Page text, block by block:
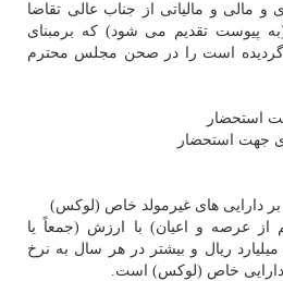
و مالی و مالیاتی از جناب عالی تقاضا
پیوست تقدیم می شود) كه برمبنای
است را در صحن مجلس محترم
استحضار
جهت استحضار
بر دارایی های غیرمولد خاص (لوكس)
از عرصه و اعیان) با ارزش (جمعاً یا
میلیارد ریال و بیشتر در هر سال به نرخ
دارایی خاص (لوكس) است.